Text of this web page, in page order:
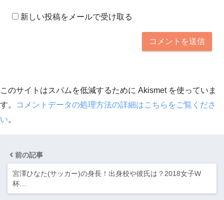
新しい投稿をメールで受け取る
このサイトはスパムを低減するために Akismet を使っていま
す。
コメントデータの処理方法の詳細はこちらをご覧くださ
い。
前の記事
宮澤ひなた(サッカー)の身長！出身校や彼氏は？2018女子W
杯…